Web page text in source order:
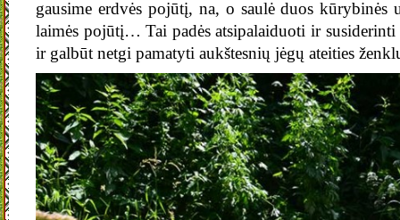
gausime erdvės pojūtį, na, o saulė duos kūrybinės
laimės pojūtį… Tai padės atsipalaiduoti ir
ir galbūt netgi pamatyti aukštesnių jėgų ateities